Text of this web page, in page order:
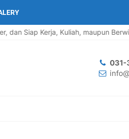
Siap Kerja, Kuliah, maupun
031-